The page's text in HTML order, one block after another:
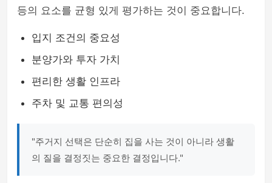
등의 요소를 균형 있게 평가하는 것이 중요합니다.
입지 조건의 중요성
분양가와 투자 가치
편리한 생활 인프라
주차 및 교통 편의성
"주거지 선택은 단순히 집을 사는 것이 아니라 생활
의 질을 결정짓는 중요한 결정입니다."